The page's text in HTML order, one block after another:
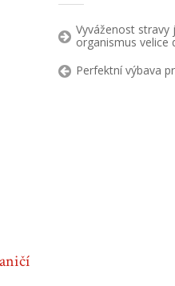
Vyváženost stravy
organismus velice
Perfektní výbava